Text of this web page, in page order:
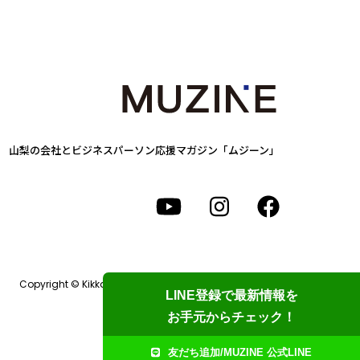
山梨の会社とビジネスパーソン応援マガジン「ムジーン」
Copyright © Kikkake Design Labo. All Rights Reserved.
LINE登録で最新情報を
お手元からチェック！
友だち追加/MUZINE 公式LINE